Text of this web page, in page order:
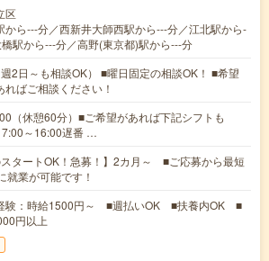
区
から---分／西新井大師西駅から---分／江北駅から-
駅から---分／高野(東京都)駅から---分
2日～も相談OK） ■曜日固定の相談OK！ ■希望
ればご相談ください！
（休憩60分）■ご希望があれば下記シフトも
7:00～16:00遅番 …
スタートOK！急募！】2カ月～ ■ご応募から最短
就業が可能です！
験：時給1500円～ ■週払いOK ■扶養内OK ■
円以上